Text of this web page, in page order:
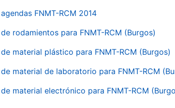
FNMT-RCM 2014
rodamientos para FNMT-RCM (Burgos)
material plástico para FNMT-RCM (Burgos)
material de laboratorio para FNMT-RCM
material electrónico para FNMT-RCM